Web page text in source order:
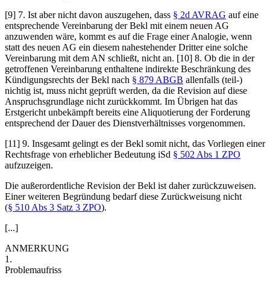
[9] 7. Ist aber nicht davon auszugehen, dass § 2d AVRAG auf eine
entsprechende Vereinbarung der Bekl mit einem neuen AG
anzuwenden wäre, kommt es auf die Frage einer Analogie, wenn
statt des neuen AG ein diesem nahestehender Dritter eine solche
Vereinbarung mit dem AN schließt, nicht an. [10] 8. Ob die in der
getroffenen Vereinbarung enthaltene indirekte Beschränkung des
Kündigungsrechts der Bekl nach § 879 ABGB allenfalls (teil-)
nichtig ist, muss nicht geprüft werden, da die Revision auf diese
Anspruchsgrundlage nicht zurückkommt. Im Übrigen hat das
Erstgericht unbekämpft bereits eine Aliquotierung der Forderung
entsprechend der Dauer des Dienstverhältnisses vorgenommen.
[11] 9. Insgesamt gelingt es der Bekl somit nicht, das Vorliegen einer
Rechtsfrage von erheblicher Bedeutung iSd § 502 Abs 1 ZPO
aufzuzeigen.
Die außerordentliche Revision der Bekl ist daher zurückzuweisen.
Einer weiteren Begründung bedarf diese Zurückweisung nicht
(§ 510 Abs 3 Satz 3 ZPO).
[...]
ANMERKUNG
1.
Problemaufriss